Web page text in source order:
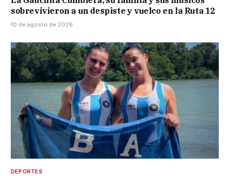
sobrevivieron a un despiste y vuelco en la Ruta 12
10 de agosto de 2026
DEPORTES